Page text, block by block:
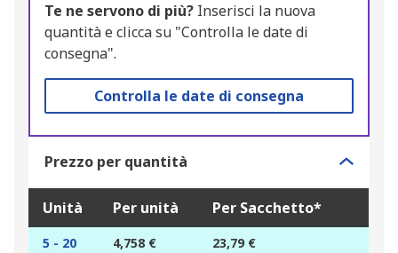
Te ne servono di più? Inserisci la nuova
quantità e clicca su "Controlla le date di
consegna".
Controlla le date di consegna
Prezzo per quantità
Unità Per unità Per Sacchetto*
5 - 20 4,758 €
23,79 €